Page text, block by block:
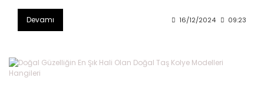
Devamı 16/12/2024 09:23